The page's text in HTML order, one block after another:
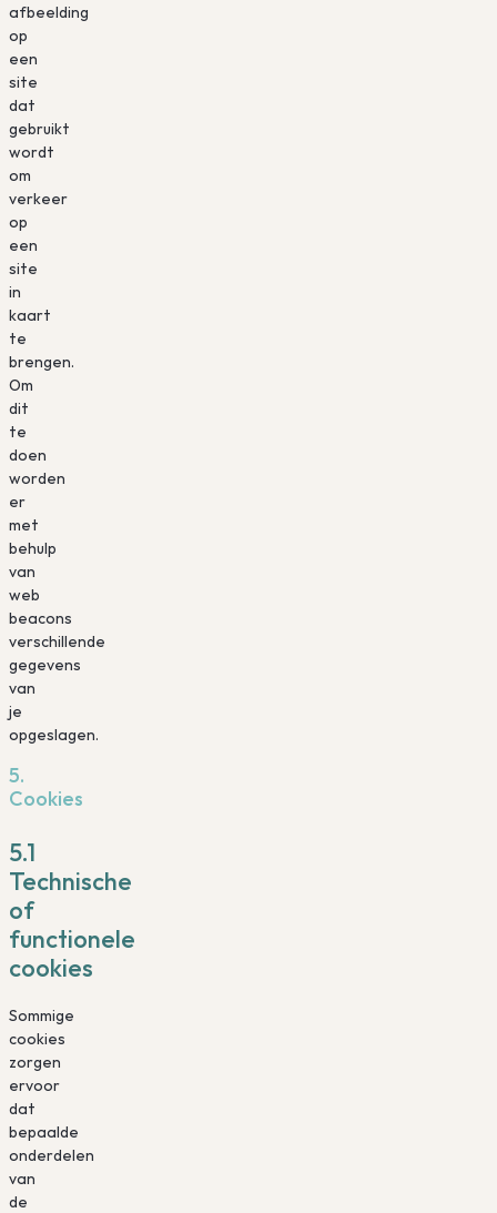
afbeelding
op
een
site
dat
gebruikt
wordt
om
verkeer
op
een
site
in
kaart
te
brengen.
Om
dit
te
doen
worden
er
met
behulp
van
web
beacons
verschillende
gegevens
van
je
opgeslagen.
5.
Cookies
5.1
Technische
of
functionele
cookies
Sommige
cookies
zorgen
ervoor
dat
bepaalde
onderdelen
van
de